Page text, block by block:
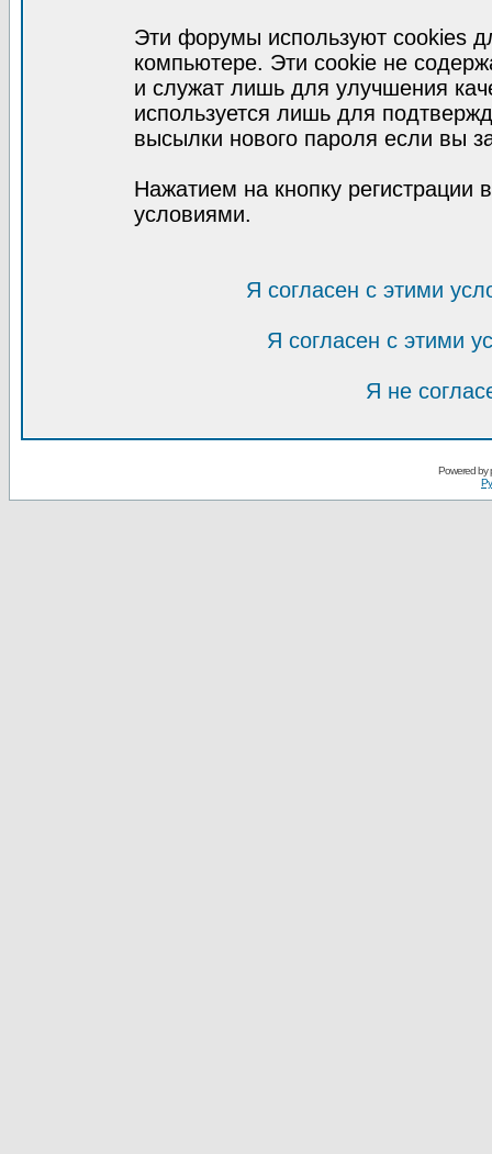
Эти форумы используют cookies
компьютере. Эти cookie не
и служат лишь для улучшения
используется лишь для
высылки нового пароля если вы
Нажатием на кнопку регистрации
условиями.
Я согласен с этими
Я согласен с этими
Я не
Powered by